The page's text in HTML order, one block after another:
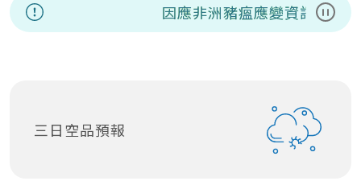
暫停
因應非洲豬瘟應變資訊專區
三日空品預報